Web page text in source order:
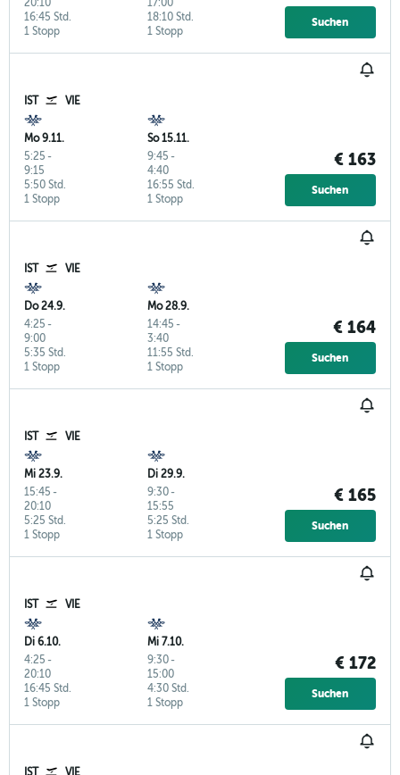
20:10
1 Stopp
16:45 Std.
17:00
1 Stopp
18:10 Std. Suchen
IST VIE
Mo 9.11.
5:25 -
9:15
1 Stopp
5:50 Std.
So 15.11.
9:45 -
4:40
1 Stopp
16:55 Std.
€ 163
Suchen
IST VIE
Do 24.9.
4:25 -
9:00
1 Stopp
5:35 Std.
Mo 28.9.
14:45 -
3:40
1 Stopp
11:55 Std.
€ 164
Suchen
IST VIE
Mi 23.9.
15:45 -
20:10
1 Stopp
5:25 Std.
Di 29.9.
9:30-
15:55
1 Stopp
5:25 Std.
€ 165
Suchen
IST VIE
Di 6.10.
4:25 -
20:10
1 Stopp
16:45 Std.
Mi 7.10.
9:30-
15:00
1 Stopp
4:30 Std.
€ 172
Suchen
IST VIE